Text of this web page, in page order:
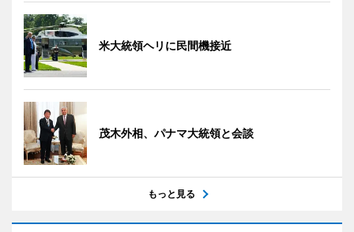
米大統領ヘリに民間機接近
茂木外相、パナマ大統領と会談
もっと見る